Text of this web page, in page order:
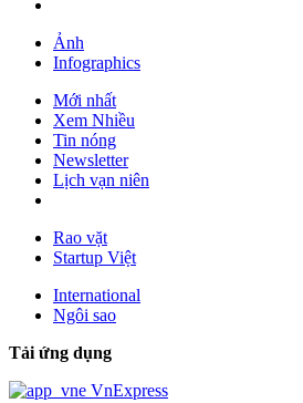
Ảnh
Infographics
Mới nhất
Xem Nhiều
Tin nóng
Newsletter
Lịch vạn niên
Rao vặt
Startup Việt
International
Ngôi sao
Tải ứng dụng
VnExpress